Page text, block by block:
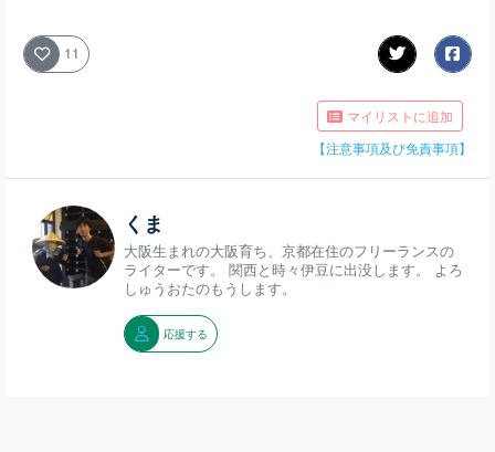
11
マイリストに追加
【注意事項及び免責事項】
くま
大阪生まれの大阪育ち、京都在住のフリーランスの
ライターです。 関西と時々伊豆に出没します。 よろ
しゅうおたのもうします。
応援する